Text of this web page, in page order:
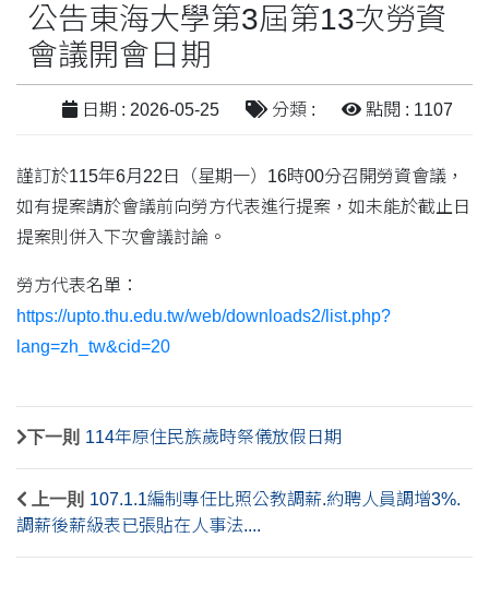
公告東海大學第3屆第13次勞資
會議開會日期
日期 : 2026-05-25 分類 : 點閱 : 1107
謹訂於115年6月22日（星期一）16時00分召開勞資會議，
如有提案請於會議前向勞方代表進行提案，如未能於截止日
提案則併入下次會議討論。
勞方代表名單：
https://upto.thu.edu.tw/web/downloads2/list.php?
lang=zh_tw&cid=20
下一則 114年原住民族歲時祭儀放假日期
上一則 107.1.1編制專任比照公教調薪.約聘人員調增3%.
調薪後薪級表已張貼在人事法....